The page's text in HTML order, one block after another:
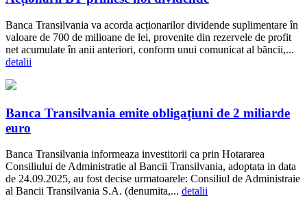
Banca Transilvania va acorda acționarilor dividende suplimentare în
valoare de 700 de milioane de lei, provenite din rezervele de profit
net acumulate în anii anteriori, conform unui comunicat al băncii,...
detalii
Banca Transilvania emite obligațiuni de 2 miliarde
euro
Banca Transilvania informeaza investitorii ca prin Hotararea
Consiliului de Administratie al Bancii Transilvania, adoptata in data
de 24.09.2025, au fost decise urmatoarele: Consiliul de Administraie
al Bancii Transilvania S.A. (denumita,... detalii